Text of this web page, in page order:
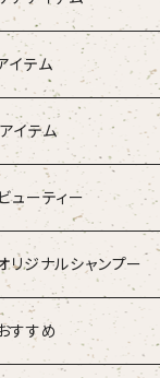
ト（インバス）
ト（アウトバス）
グ器具
イロン
グ剤
トラス
ム
イテム
用
イテム
ブラシ
ューティー
リジナルシャンプー
すすめ